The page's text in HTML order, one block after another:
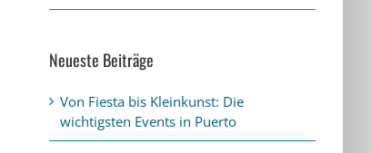
Neueste Beiträge
Von Fiesta bis Kleinkunst: Die
wichtigsten Events in Puerto